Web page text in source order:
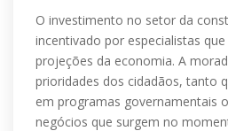
O investimento no setor da
incentivado por especialistas
projeções da economia. A
prioridades dos cidadãos, tanto
em programas governamentais
negócios que surgem no